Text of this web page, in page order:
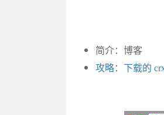
简介：博客
攻略：下载的